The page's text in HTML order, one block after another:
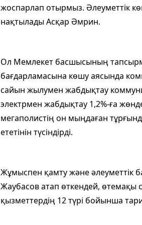
жоспарлап отырмыз. Әлеуметтік
нақтылады Асқар Әмрин.
Ол Мемлекет басшысының
бағдарламасына көшу аясында
сайын жылумен жабдықтау
электрмен жабдықтау 1,2%-ға
мегаполистің он мыңдаған
ететінін түсіндірді.
Жұмыспен қамту және
Жаубасов атап өткендей, өтемақы
қызметтердің 12 түрі бойынша